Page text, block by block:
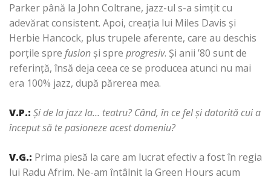
Parker până la John Coltrane, jazz-ul s-a simţit cu
adevărat consistent. Apoi, creaţia lui Miles Davis şi
Herbie Hancock, plus trupele aferente, care au deschis
porţile spre fusion şi spre progresiv. Şi anii ’80 sunt de
referinţă, însă deja ceea ce se producea atunci nu mai
era 100% jazz, după părerea mea.
V.P.: Şi de la jazz la… teatru?Când, în ce fel şi datorită cui a
început să te pasioneze acest domeniu?
V.G.: Prima piesă la care am lucrat efectiv a fost în regia
lui Radu Afrim. Ne-am întâlnit la Green Hours acum